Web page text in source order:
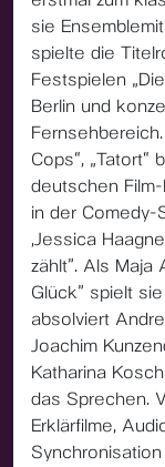
sie
spielte die
Festspielen
Berlin und
Cops“, „Tatort“
deutschen
in der Comedy-
‚Jessica
zählt”. Als Maja
Glück” spielt
absolviert
Joachim
Katharina
das Sprechen.
Erklärfilme,